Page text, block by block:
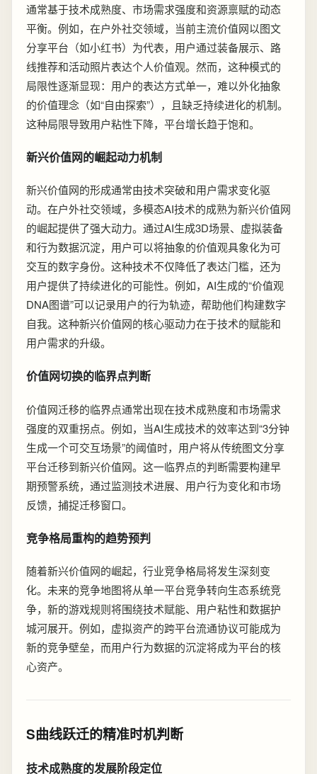
通常基于技术成熟度、市场需求强度和资源禀赋的动态
平衡。例如，在户外社交领域，当前主流价值网以图文
分享平台（如小红书）为代表，用户通过装备展示、路
线推荐和活动照片表达个人价值观。然而，这种模式的
局限性逐渐显现：用户的表达方式单一，难以外化抽象
的价值理念（如“自由探索”），且缺乏持续进化的机制。
这种局限导致用户粘性下降，平台增长趋于饱和。
新兴价值网的崛起动力机制
新兴价值网的形成通常由技术突破和用户需求变化驱
动。在户外社交领域，多模态AI技术的成熟为新兴价值网
的崛起提供了强大动力。通过AI生成3D场景、虚拟装备
和行为数据沉淀，用户可以将抽象的价值观具象化为可
交互的数字身份。这种技术不仅降低了表达门槛，还为
用户提供了持续进化的可能性。例如，AI生成的“价值观
DNA图谱”可以记录用户的行为轨迹，帮助他们构建数字
自我。这种新兴价值网的核心驱动力在于技术的赋能和
用户需求的升级。
价值网切换的临界点判断
价值网迁移的临界点通常出现在技术成熟度和市场需求
强度的双重拐点。例如，当AI生成技术的效率达到“3分钟
生成一个可交互场景”的阈值时，用户将从传统图文分享
平台迁移到新兴价值网。这一临界点的判断需要构建早
期预警系统，通过监测技术进展、用户行为变化和市场
反馈，捕捉迁移窗口。
竞争格局重构的趋势预判
随着新兴价值网的崛起，行业竞争格局将发生深刻变
化。未来的竞争地图将从单一平台竞争转向生态系统竞
争，新的游戏规则将围绕技术赋能、用户粘性和数据护
城河展开。例如，虚拟资产的跨平台流通协议可能成为
新的竞争壁垒，而用户行为数据的沉淀将成为平台的核
心资产。
S曲线跃迁的精准时机判断
技术成熟度的发展阶段定位